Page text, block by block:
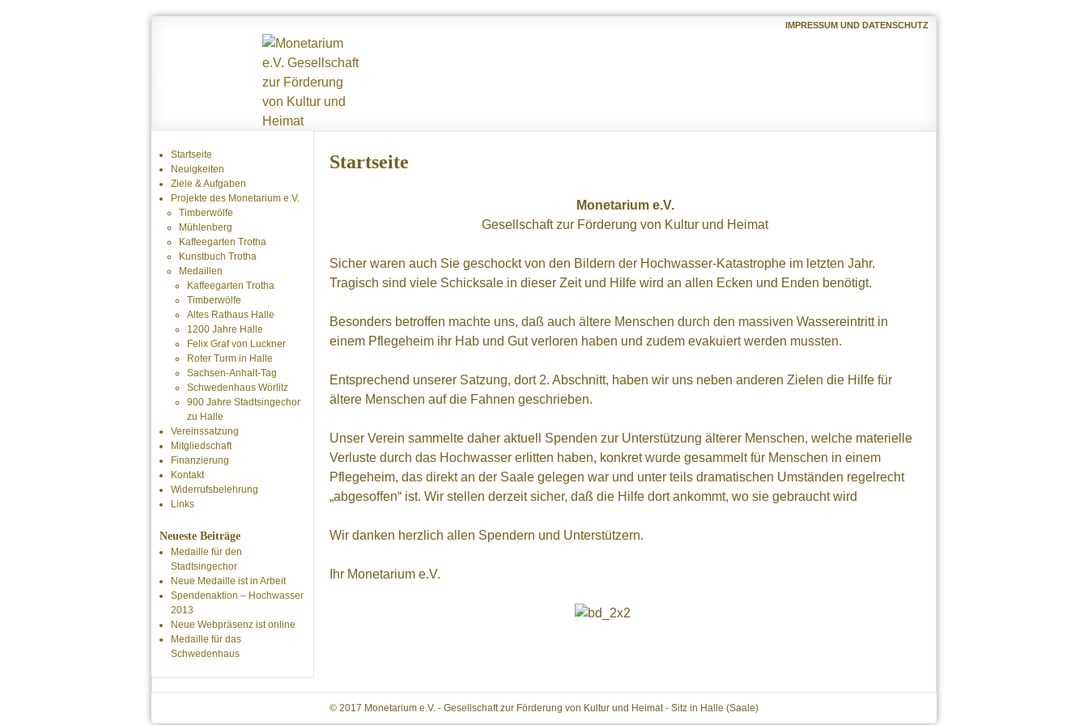
IMPRESSUM UND DATENSCHUTZ
Startseite
Monetarium e.V.
Gesellschaft zur Förderung von Kultur und Heimat
Sicher waren auch Sie geschockt von den Bildern der Hochwasser-Katastrophe im letzten Jahr.
Tragisch sind viele Schicksale in dieser Zeit und Hilfe wird an allen Ecken und Enden benötigt.
Besonders betroffen machte uns, daß auch ältere Menschen durch den massiven Wassereintritt in
einem Pflegeheim ihr Hab und Gut verloren haben und zudem evakuiert werden mussten.
Entsprechend unserer Satzung, dort 2. Abschnitt, haben wir uns neben anderen Zielen die Hilfe für
ältere Menschen auf die Fahnen geschrieben.
Unser Verein sammelte daher aktuell Spenden zur Unterstützung älterer Menschen, welche materielle
Verluste durch das Hochwasser erlitten haben, konkret wurde gesammelt für Menschen in einem
Pflegeheim, das direkt an der Saale gelegen war und unter teils dramatischen Umständen regelrecht
„abgesoffen“ ist. Wir stellen derzeit sicher, daß die Hilfe dort ankommt, wo sie gebraucht wird
Wir danken herzlich allen Spendern und Unterstützern.
Ihr Monetarium e.V.
Startseite
Neuigkeiten
Ziele & Aufgaben
Projekte des Monetarium e.V.
Timberwölfe
Mühlenberg
Kaffeegarten Trotha
Kunstbuch Trotha
Medaillen
Kaffeegarten Trotha
Timberwölfe
Altes Rathaus Halle
1200 Jahre Halle
Felix Graf von Luckner
Roter Turm in Halle
Sachsen-Anhalt-Tag
Schwedenhaus Wörlitz
900 Jahre Stadtsingechor
zu Halle
Vereinssatzung
Mitgliedschaft
Finanzierung
Kontakt
Widerrufsbelehrung
Links
Neueste Beiträge
Medaille für den
Stadtsingechor
Neue Medaille ist in Arbeit
Spendenaktion – Hochwasser
2013
Neue Webpräsenz ist online
Medaille für das
Schwedenhaus
© 2017 Monetarium e.V. - Gesellschaft zur Förderung von Kultur und Heimat - Sitz in Halle (Saale)